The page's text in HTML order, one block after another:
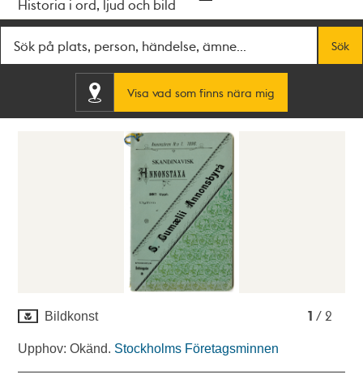
Historia i ord, ljud och bild
Sök
Visa vad som finns nära mig
1 / 2
Bildkonst
Upphov: Okänd. Stockholms Företagsminnen